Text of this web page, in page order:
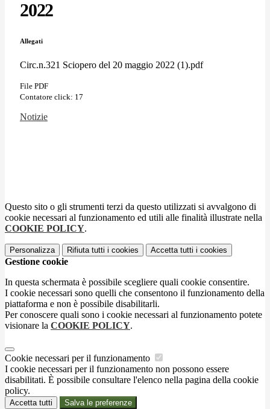
2022
Allegati
Circ.n.321 Sciopero del 20 maggio 2022 (1).pdf
File PDF
Contatore click: 17
Notizie
Questo sito o gli strumenti terzi da questo utilizzati si avvalgono di
cookie necessari al funzionamento ed utili alle finalità illustrate nella
COOKIE POLICY.
Personalizza Rifiuta tutti i cookies Accetta tutti i cookies
Gestione cookie
In questa schermata è possibile scegliere quali cookie consentire.
I cookie necessari sono quelli che consentono il funzionamento della
piattaforma e non è possibile disabilitarli.
Per conoscere quali sono i cookie necessari al funzionamento potete
visionare la COOKIE POLICY.
Cookie necessari per il funzionamento
I cookie necessari per il funzionamento non possono essere
disabilitati. È possibile consultare l'elenco nella pagina della cookie
policy.
Accetta tutti Salva le preferenze